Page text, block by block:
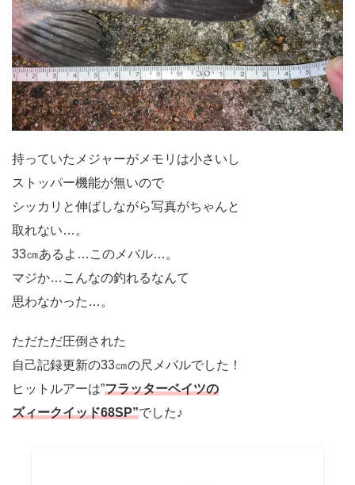
持っていたメジャーがメモリは小さいし
ストッパー機能が無いので
シッカリと伸ばしながら写真がちゃんと
取れない…。
33㎝あるよ…このメバル…。
マジか…こんなの釣れるなんて
思わなかった…。
ただただ圧倒された
自己記録更新の33㎝の尺メバルでした！
ヒットルアーは”フラッターベイツの
ズィークイッド68SP”でした♪